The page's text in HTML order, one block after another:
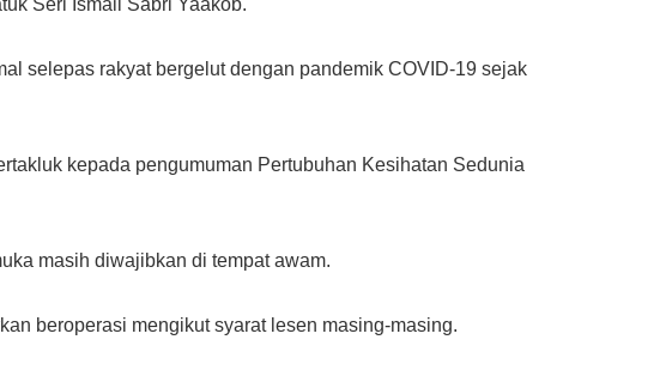
selepas rakyat bergelut dengan pandemik COVID-19 sejak
kepada pengumuman Pertubuhan Kesihatan Sedunia
masih diwajibkan di tempat awam.
beroperasi mengikut syarat lesen masing-masing.